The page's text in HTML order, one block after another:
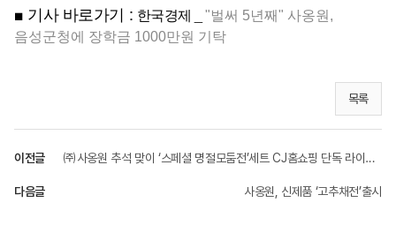
■ 기사 바로가기 : 한국경제 _"벌써 5년째" 사옹원,
음성군청에 장학금 1000만원 기탁
목록
이전글 ㈜사옹원 추석 맞이 ‘스페셜 명절모둠전’세트 CJ홈쇼핑 단독 라이브 진행
다음글 사옹원, 신제품 ‘고추채전’출시